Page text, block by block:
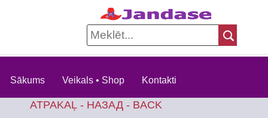
Sākums Veikals • Shop Kontakti
ATPAKAĻ - НАЗАД - BACK